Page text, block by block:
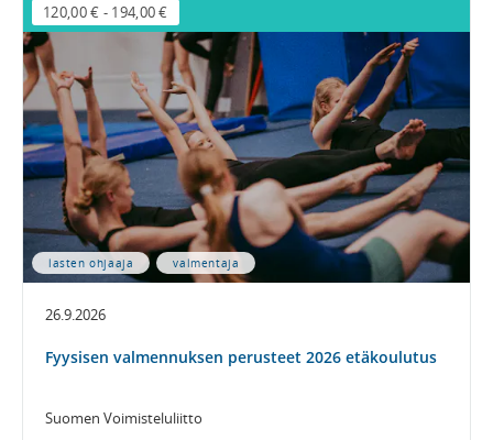
120,00 € - 194,00 €
lasten ohjaaja valmentaja
26.9.2026
Fyysisen valmennuksen perusteet 2026 etäkoulutus
Suomen Voimisteluliitto